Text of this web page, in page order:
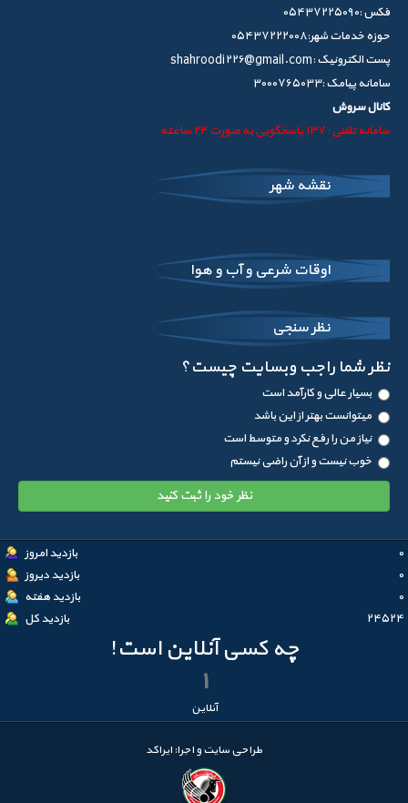
فکس :05437225090
حوزه خدمات شهر:05437222008
پست الکترونیک :shahroodi226@gmail.com
سامانه پیامک :3000765033
کانال سروش
سامانه تلفنی : 137 پاسخگویی به صورت 24 ساعته
نقشه شهر
اوقات شرعی و آب و هوا
نظر سنجی
نظر شما راجب وبسایت چیست؟
بسیار عالی و کارآمد است
میتوانست بهتر از این باشد
نیاز من را رفع نکرد و متوسط است
خوب نیست و از آن راضی نیستم
نظر خود را ثبت کنید
بازدید امروز
0
بازدید دیروز
0
بازدید هفته
0
بازدید کل
24524
چه کسی آنلاین است!
1
آنلاین
طراحی سایت و اجرا: ایراکد